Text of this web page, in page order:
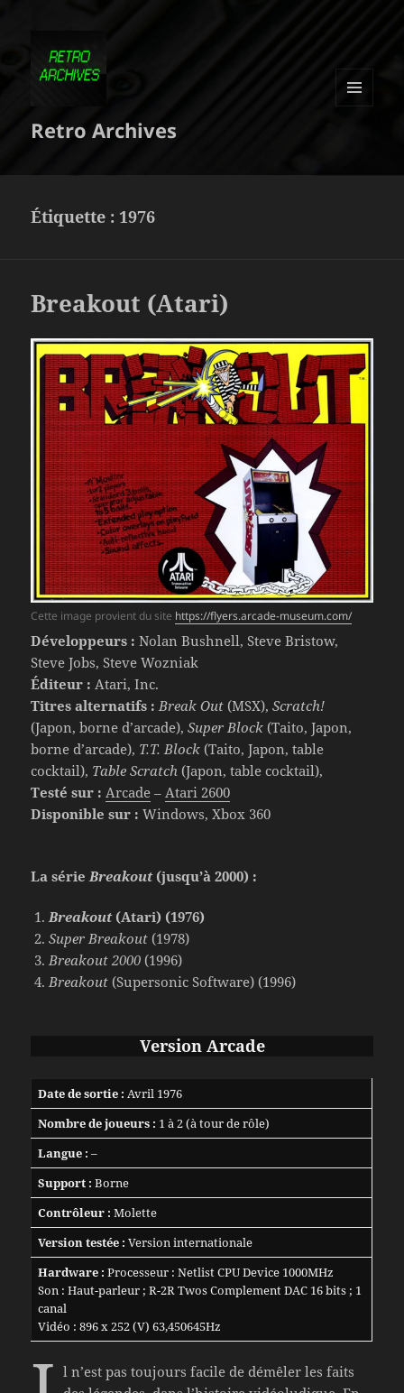
Retro Archives
Étiquette : 1976
Breakout (Atari)
Cette image provient du site https://flyers.arcade-museum.com/
Développeurs : Nolan Bushnell, Steve Bristow,
Steve Jobs, Steve Wozniak
Éditeur : Atari, Inc.
Titres alternatifs : Break Out (MSX),Scratch!
(Japon, borne d’arcade),Super Block (Taito, Japon,
borne d’arcade), T.T. Block (Taito, Japon, table
cocktail), Table Scratch (Japon, table cocktail),
Testé sur : Arcade –Atari 2600
Disponible sur : Windows, Xbox 360
La sérieBreakout(jusqu’à 2000) :
Breakout(Atari) (1976)
Super Breakout (1978)
Breakout 2000 (1996)
Breakout (Supersonic Software) (1996)
Version Arcade
Date de sortie : Avril 1976
Nombre de joueurs : 1 à 2 (à tour de rôle)
Langue : –
Support : Borne
Contrôleur : Molette
Version testée : Version internationale
Hardware : Processeur : Netlist CPU Device 1000MHz
Son : Haut-parleur ; R-2R Twos Complement DAC 16 bits ; 1
canal
Vidéo : 896 x 252 (V) 63,450645Hz
l n’est pas toujours facile de démêler les faits